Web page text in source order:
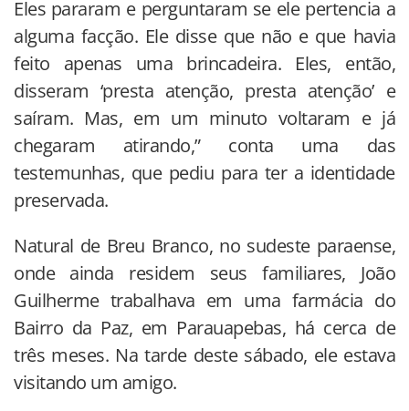
Eles pararam e perguntaram se ele pertencia a
alguma facção. Ele disse que não e que havia
feito apenas uma brincadeira. Eles, então,
disseram ‘presta atenção, presta atenção’ e
saíram. Mas, em um minuto voltaram e já
chegaram atirando,” conta uma das
testemunhas, que pediu para ter a identidade
preservada.
Natural de Breu Branco, no sudeste paraense,
onde ainda residem seus familiares, João
Guilherme trabalhava em uma farmácia do
Bairro da Paz, em Parauapebas, há cerca de
três meses. Na tarde deste sábado, ele estava
visitando um amigo.